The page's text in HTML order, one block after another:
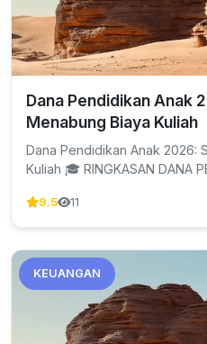
Dana Pendidikan Anak
Menabung Biaya Kuliah
Dana Pendidikan Anak 2026:
Kuliah 🎓 RINGKASAN DANA
9.5 11
KEUANGAN